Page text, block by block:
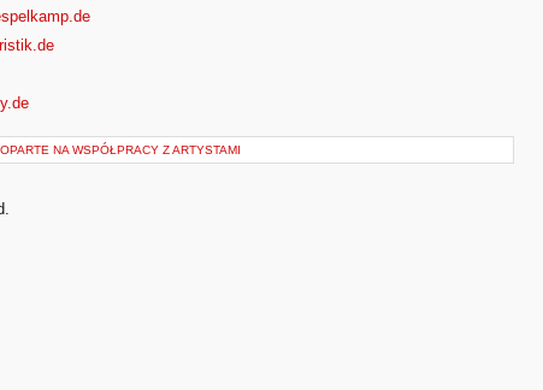
NA WSPÓŁPRACY Z ARTYSTAMI